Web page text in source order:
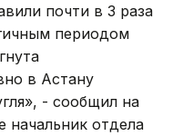
почти в 3 раза
периодом
в Астану
- сообщил на
начальник отдела